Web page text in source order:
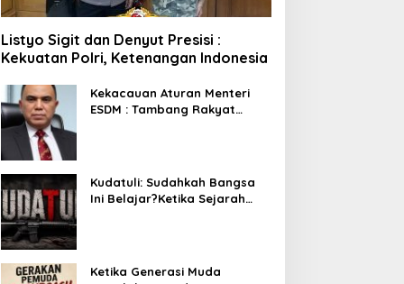
Listyo Sigit dan Denyut Presisi :
Kekuatan Polri, Ketenangan Indonesia
Kekacauan Aturan Menteri
ESDM : Tambang Rakyat
Kudatuli: Sudahkah Bangsa
Ini Belajar?Ketika Sejarah
Ketika Generasi Muda